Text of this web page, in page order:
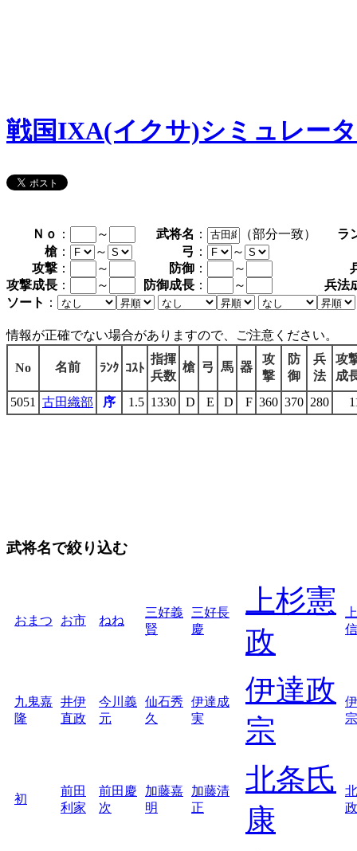
戦国IXA(イクサ)シミュレー
Ｎｏ ： ～ 武将名 ： （部分一致）
ラ
槍 ： ～ 弓 ：
～
攻撃 ： ～ 防御 ： ～
攻撃成長 ： ～ 防御成長 ： ～
兵法
ソート ：
情報が正確でない場合がありますので、ご注意ください。
No 名前 ﾗﾝｸ ｺｽﾄ
指揮
兵数
槍 弓 馬 器
攻
撃
防
御
兵
法
攻
成
5051
古田織部 序 1.5 1330 D E D F 360 370 280
武将名で絞り込む
おまつ お市 ねね
三好義
賢
三好長
慶
上杉憲
政
信
九鬼嘉
隆
井伊
直政
今川義
元
仙石秀
久
伊達成
実
伊達政
宗
宗
初
前田
利家
前田慶
次
加藤嘉
明
加藤清
正
北条氏
康
政